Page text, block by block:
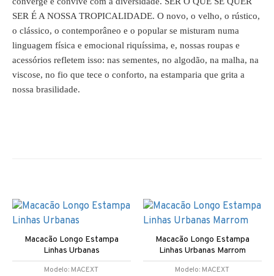
SER É A NOSSA TROPICALIDADE. O novo, o velho, o rústico,
o clássico, o contemporâneo e o popular se misturam numa
linguagem física e emocional riquíssima, e, nossas roupas e
acessórios refletem isso: nas sementes, no algodão, na malha, na
viscose, no fio que tece o conforto, na estamparia que grita a
nossa brasilidade.
Modelo: MACEXT
Macacão Longo Estampa
Linhas Urbanas
Modelo: MACEXT
Macacão Longo Estampa
Linhas Urbanas Marrom